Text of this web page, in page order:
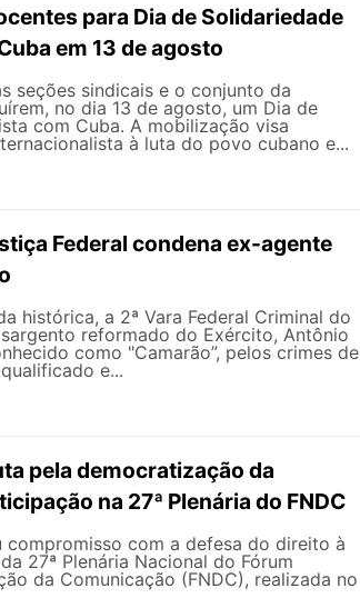
para Dia de Solidariedade
em 13 de agosto
seções sindicais e o conjunto da
no dia 13 de agosto, um Dia de
com Cuba. A mobilização visa
à luta do povo cubano e...
Federal condena ex-agente
histórica, a 2ª Vara Federal Criminal do
reformado do Exército, Antônio
como "Camarão”, pelos crimes de
e...
pela democratização da
na 27ª Plenária do FNDC
compromisso com a defesa do direito à
27ª Plenária Nacional do Fórum
da Comunicação (FNDC), realizada no